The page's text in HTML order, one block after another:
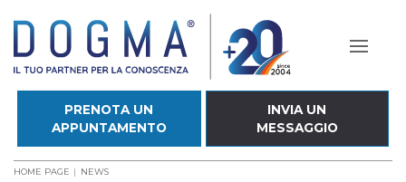
PRENOTA UN
APPUNTAMENTO
INVIA UN
MESSAGGIO
HOME PAGE
NEWS